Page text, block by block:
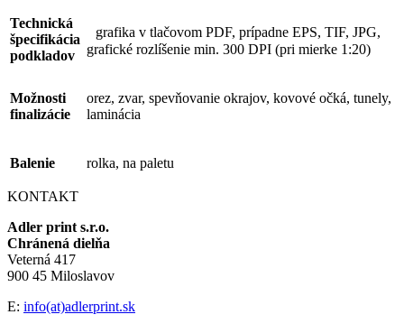
Technická
špecifikácia
podkladov
grafika v tlačovom PDF, prípadne EPS, TIF, JPG,
grafické rozlíšenie min. 300 DPI (pri mierke 1:20)
Možnosti
finalizácie
orez, zvar, spevňovanie okrajov, kovové očká, tunely,
laminácia
Balenie rolka, na paletu
KONTAKT
Adler print s.r.o.
Chránená dielňa
Veterná 417
900 45 Miloslavov
E: info(at)adlerprint.sk